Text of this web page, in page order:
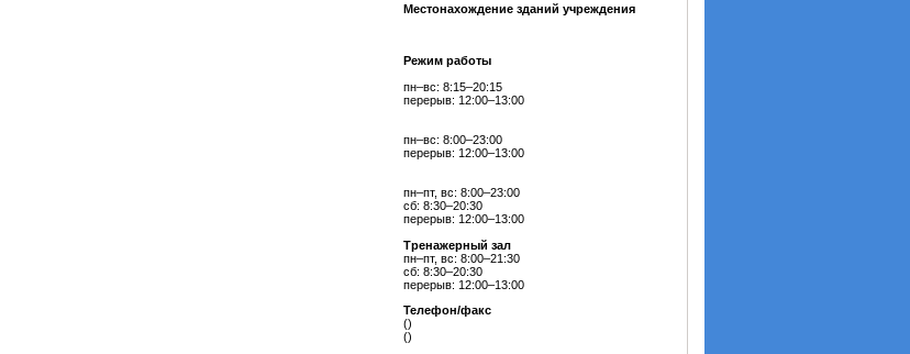
Местонахождение зданий учреждения
Режим работы
пн–вс: 8:15–20:15
перерыв: 12:00–13:00
пн–вс: 8:00–23:00
перерыв: 12:00–13:00
пн–пт, вс: 8:00–23:00
сб: 8:30–20:30
перерыв: 12:00–13:00
Тренажерный зал
пн–пт, вс: 8:00–21:30
сб: 8:30–20:30
перерыв: 12:00–13:00
Телефон/факс
()
()